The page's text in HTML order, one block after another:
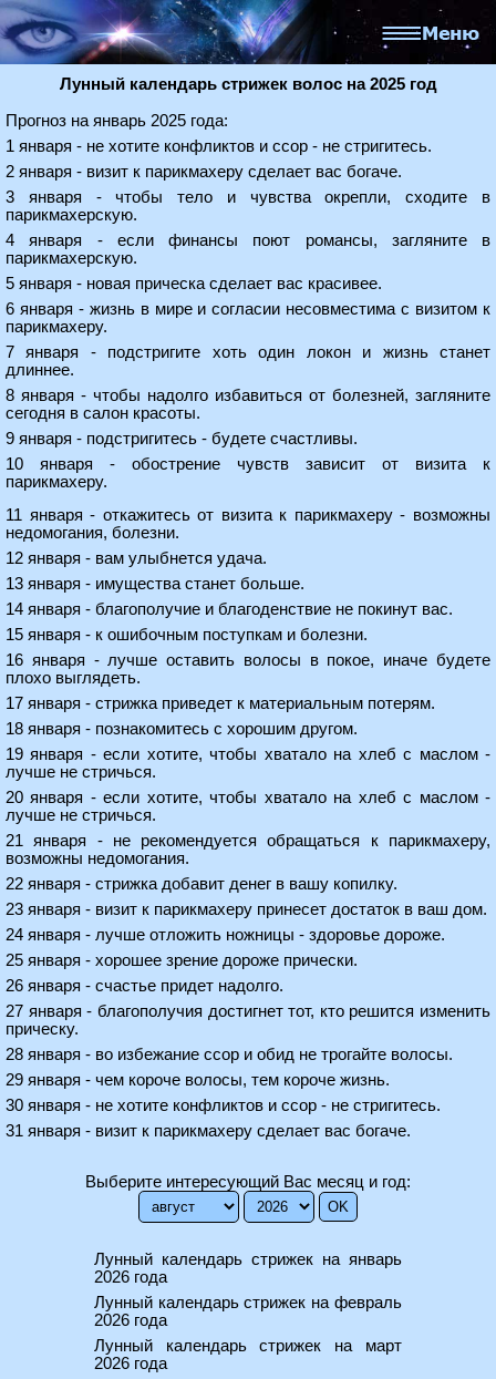
Лунный календарь стрижек волос на 2025 год
Прогноз на январь 2025 года:
1 января - не хотите конфликтов и ссор - не стригитесь.
2 января - визит к парикмахеру сделает вас богаче.
3 января - чтобы тело и чувства окрепли, сходите в
парикмахерскую.
4 января - если финансы поют романсы, загляните в
парикмахерскую.
5 января - новая прическа сделает вас красивее.
6 января - жизнь в мире и согласии несовместима с визитом к
парикмахеру.
7 января - подстригите хоть один локон и жизнь станет
длиннее.
8 января - чтобы надолго избавиться от болезней, загляните
сегодня в салон красоты.
9 января - подстригитесь - будете счастливы.
10 января - обострение чувств зависит от визита к
парикмахеру.
11 января - откажитесь от визита к парикмахеру - возможны
недомогания, болезни.
12 января - вам улыбнется удача.
13 января - имущества станет больше.
14 января - благополучие и благоденствие не покинут вас.
15 января - к ошибочным поступкам и болезни.
16 января - лучше оставить волосы в покое, иначе будете
плохо выглядеть.
17 января - стрижка приведет к материальным потерям.
18 января - познакомитесь с хорошим другом.
19 января - если хотите, чтобы хватало на хлеб с маслом -
лучше не стричься.
20 января - если хотите, чтобы хватало на хлеб с маслом -
лучше не стричься.
21 января - не рекомендуется обращаться к парикмахеру,
возможны недомогания.
22 января - стрижка добавит денег в вашу копилку.
23 января - визит к парикмахеру принесет достаток в ваш дом.
24 января - лучше отложить ножницы - здоровье дороже.
25 января - хорошее зрение дороже прически.
26 января - счастье придет надолго.
27 января - благополучия достигнет тот, кто решится изменить
прическу.
28 января - во избежание ссор и обид не трогайте волосы.
29 января - чем короче волосы, тем короче жизнь.
30 января - не хотите конфликтов и ссор - не стригитесь.
31 января - визит к парикмахеру сделает вас богаче.
Выберите интересующий Вас месяц и год:
Лунный календарь стрижек на январь
2026 года
Лунный календарь стрижек на февраль
2026 года
Лунный календарь стрижек на март
2026 года